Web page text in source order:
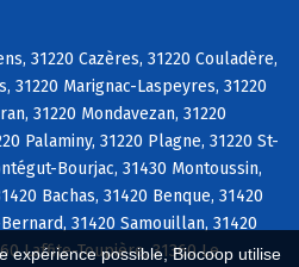
expérience possible, Biocoop utilise
31220 Cazères, 31220 Couladère,
31220 Marignac-Laspeyres, 31220
31220 Mondavezan, 31220
Palaminy, 31220 Plagne, 31220 St-
Bourjac, 31430 Montoussin,
Bachas, 31420 Benque, 31420
31420 Samouillan, 31420
Laffite-Toupière, 31360 Le